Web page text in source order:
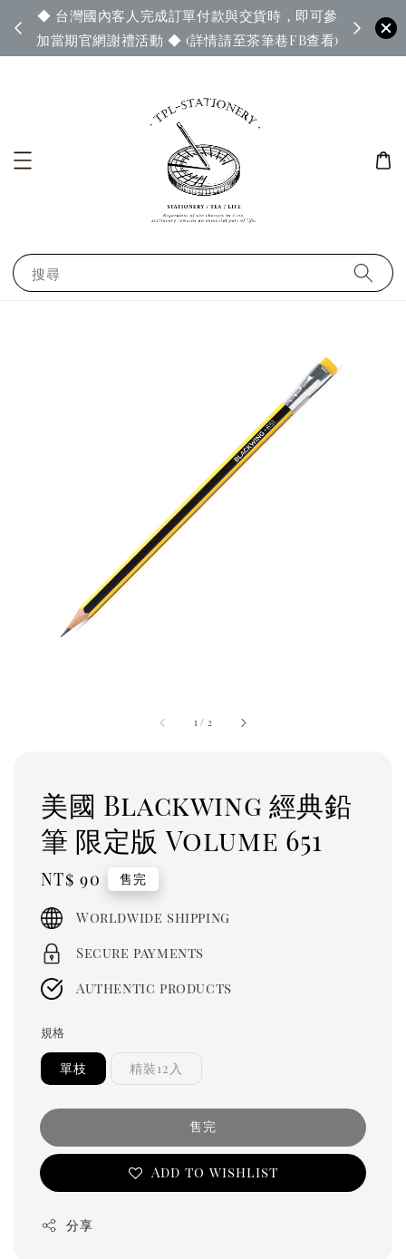
◆ 台灣國內客人完成訂單付款與交貨時，即可參
加當期官網謝禮活動 ◆ (詳情請至茶筆巷FB查看)
◆ 官
搜尋
1 / 2
美國 Blackwing 經典鉛
筆 限定版 Volume 651
Regular
price
NT$ 90 售完
Worldwide shipping
Secure payments
Authentic products
規格
單枝 精裝12入
售完
Add to wishlist
分享